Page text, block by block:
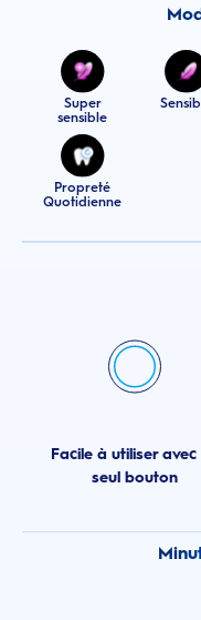
Super
sensible
Propreté
Quotidienne
Facile à utiliser avec
seul bouton